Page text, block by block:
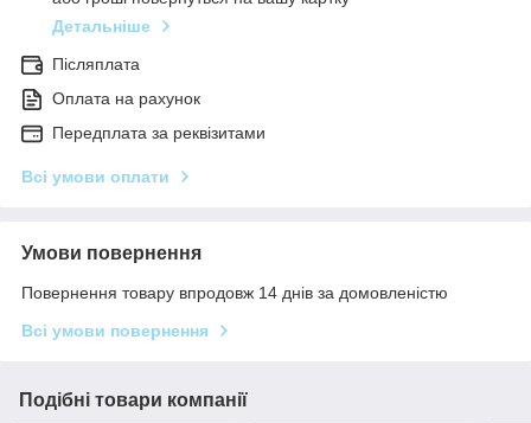
Детальніше
Післяплата
Оплата на рахунок
Передплата за реквізитами
Всі умови оплати
Умови повернення
Повернення товару впродовж 14 днів за домовленістю
Всі умови повернення
Подібні товари компанії